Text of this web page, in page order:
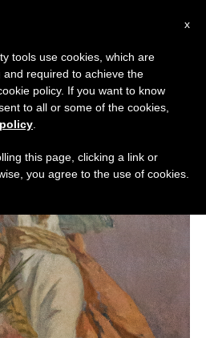
x
tools use cookies, which are
required to achieve the
policy. If you want to know
to all or some of the cookies,
this page, clicking a link or
you agree to the use of cookies.